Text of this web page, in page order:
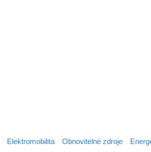
Elektromobilita Obnovitelné zdroje